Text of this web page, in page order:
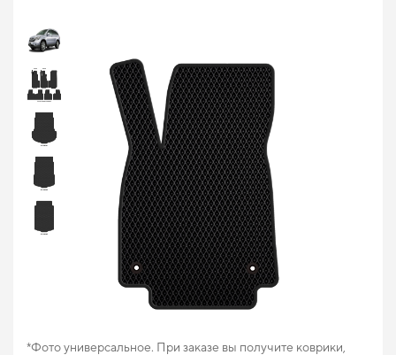
*Фото универсальное. При заказе вы получите коврики,